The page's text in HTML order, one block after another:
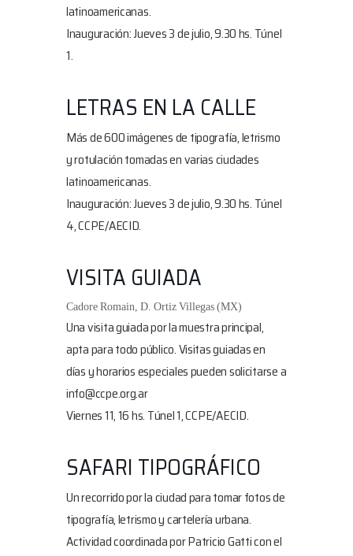
latinoamericanas.
Inauguración: Jueves 3 de julio, 9.30 hs. Túnel
1.
LETRAS EN LA CALLE
Más de 600 imágenes de tipografía, letrismo
y rotulación tomadas en varias ciudades
latinoamericanas.
Inauguración: Jueves 3 de julio, 9.30 hs. Túnel
4, CCPE/AECID.
VISITA GUIADA
Cadore Romain, D. Ortiz Villegas (MX)
Una visita guiada por la muestra principal,
apta para todo público. Visitas guiadas en
días y horarios especiales pueden solicitarse a
info@ccpe.org.ar
Viernes 11, 16 hs. Túnel 1, CCPE/AECID.
SAFARI TIPOGRÁFICO
Un recorrido por la ciudad para tomar fotos de
tipografía, letrismo y cartelería urbana.
Actividad coordinada por Patricio Gatti con el